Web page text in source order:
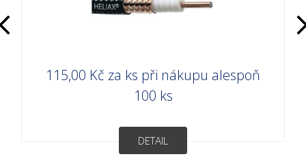
115,00 Kč za ks při nákupu alespoň
100 ks
DETAIL